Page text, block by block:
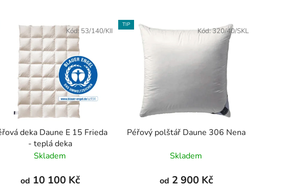
deka Daune E 15 Frieda
- teplá deka
Skladem
od 10 100 Kč
Kód: 53/140/KII
TIP
Péřový polštář Daune 306 Nena
Skladem
od 2 900 Kč
Kód:320/40/SKL